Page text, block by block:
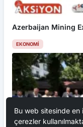
Azerbaijan Mining
EKONOMI
Bu web sitesinde en
çerezler